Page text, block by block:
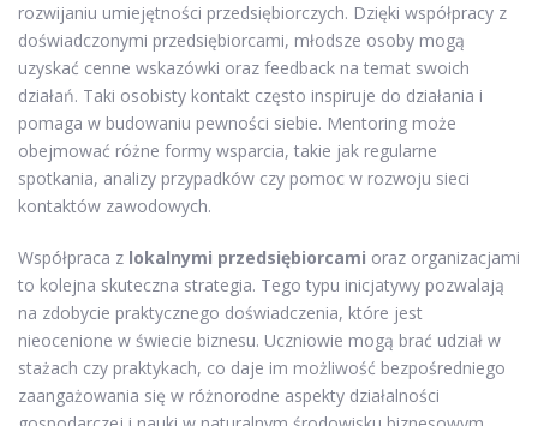
rozwijaniu umiejętności przedsiębiorczych. Dzięki współpracy z
doświadczonymi przedsiębiorcami, młodsze osoby mogą
uzyskać cenne wskazówki oraz feedback na temat swoich
działań. Taki osobisty kontakt często inspiruje do działania i
pomaga w budowaniu pewności siebie. Mentoring może
obejmować różne formy wsparcia, takie jak regularne
spotkania, analizy przypadków czy pomoc w rozwoju sieci
kontaktów zawodowych.
Współpraca z lokalnymi przedsiębiorcami oraz organizacjami
to kolejna skuteczna strategia. Tego typu inicjatywy pozwalają
na zdobycie praktycznego doświadczenia, które jest
nieocenione w świecie biznesu. Uczniowie mogą brać udział w
stażach czy praktykach, co daje im możliwość bezpośredniego
zaangażowania się w różnorodne aspekty działalności